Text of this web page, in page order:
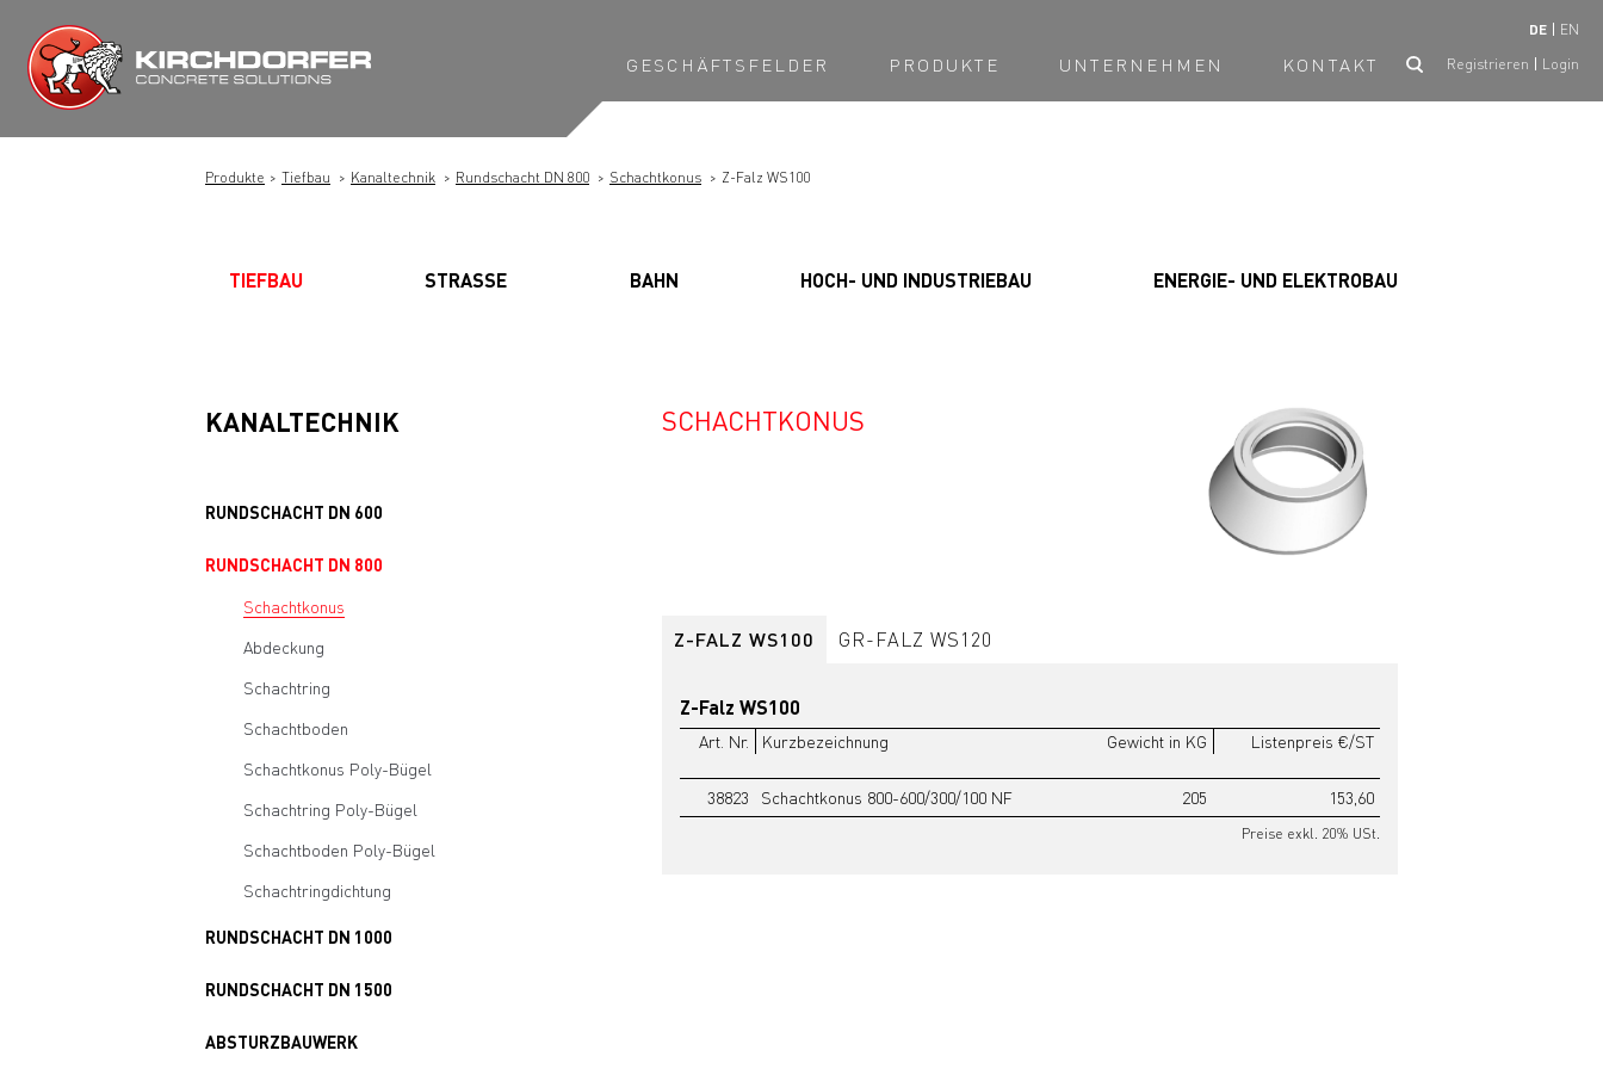
Inhalt
springen
DE EN
GESCHÄFTSFELDER PRODUKTE UNTERNEHMEN KONTAKT Registrieren Login
Produkte Tiefbau Kanaltechnik Rundschacht DN 800 Schachtkonus Z-Falz WS100
TIEFBAU STRASSE BAHN HOCH- UND INDUSTRIEBAU ENERGIE- UND ELEKTROBAU
KANALTECHNIK
RUNDSCHACHT DN 600
RUNDSCHACHT DN 800
Schachtkonus
Abdeckung
Schachtring
Schachtboden
Schachtkonus Poly-Bügel
Schachtring Poly-Bügel
Schachtboden Poly-Bügel
Schachtringdichtung
RUNDSCHACHT DN 1000
RUNDSCHACHT DN 1500
ABSTURZBAUWERK
SCHACHTKONUS
Z-FALZ WS100 GR-FALZ WS120
Z-Falz WS100
Art. Nr. Kurzbezeichnung Gewicht in KG Listenpreis €/ST
38823 Schachtkonus 800-600/300/100 NF 205 153,60
Preise exkl. 20% USt.